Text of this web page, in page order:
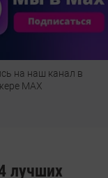
на наш канал в
МАХ
лучших